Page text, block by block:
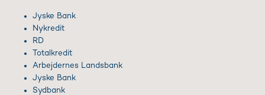
Jyske Bank
Nykredit
RD
Totalkredit
Arbejdernes Landsbank
Jyske Bank
Sydbank